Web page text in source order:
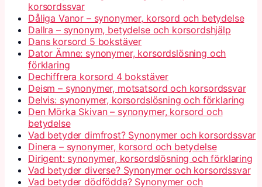
korsordssvar
Dåliga Vanor – synonymer, korsord och betydelse
Dallra – synonym, betydelse och korsordshjälp
Dans korsord 5 bokstäver
Dator Ämne: synonymer, korsordslösning och
förklaring
Dechiffrera korsord 4 bokstäver
Deism – synonymer, motsatsord och korsordssvar
Delvis: synonymer, korsordslösning och förklaring
Den Mörka Skivan – synonymer, korsord och
betydelse
Vad betyder dimfrost? Synonymer och korsordssvar
Dinera – synonymer, korsord och betydelse
Dirigent: synonymer, korsordslösning och förklaring
Vad betyder diverse? Synonymer och korsordssvar
Vad betyder dödfödda? Synonymer och